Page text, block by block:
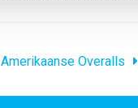
Amerikaanse Overalls